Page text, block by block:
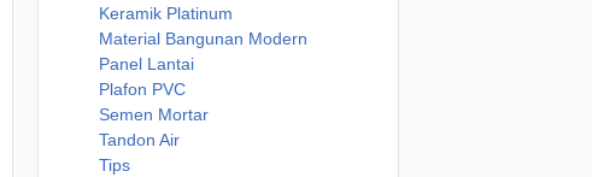
Keramik Platinum
Material Bangunan Modern
Panel Lantai
Plafon PVC
Semen Mortar
Tandon Air
Tips